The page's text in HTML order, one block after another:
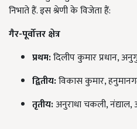
निभाते हैं. इस श्रेणी के विजेता हैं:
गैर-पूर्वोत्तर क्षेत्र
प्रथम:दिलीप कुमार प्रधान,
द्वितीय:विकास कुमार,
तृतीय:अनुराधा चकली, नंद्याल,